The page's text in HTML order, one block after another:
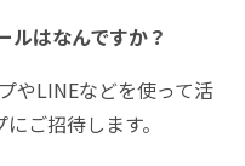
ルはなんですか？
やLINEなどを使って活
ご招待します。